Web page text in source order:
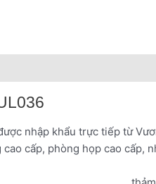
nhập khẩu trực tiếp từ
cấp, phòng họp cao cấp,